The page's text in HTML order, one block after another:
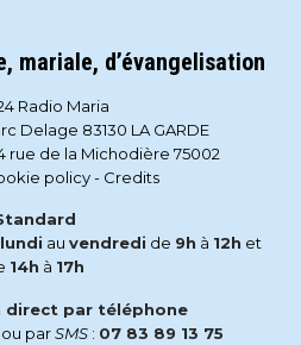
mariale, d’évangelisation
Radio Maria
Delage 83130 LA GARDE
rue de la Michodière 75002
policy- Credits
lundi au vendredi de 9h à 12h et
14h à 17h
direct par téléphone
ou parSMS : 07 83 89 13 75